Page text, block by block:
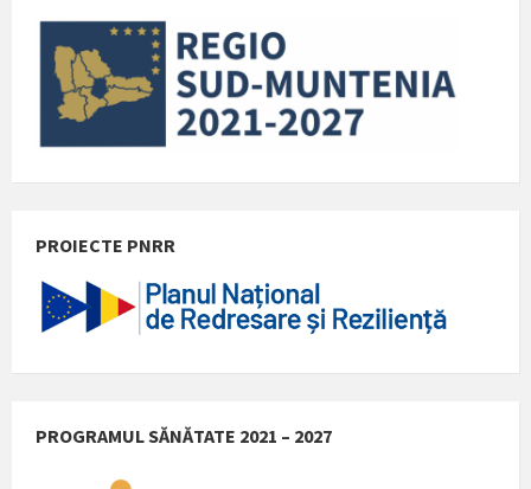
PROIECTE PNRR
PROGRAMUL SĂNĂTATE 2021 – 2027